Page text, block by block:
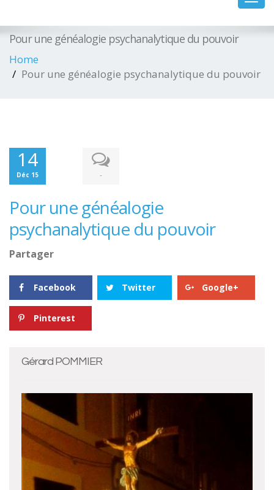
Pour une généalogie psychanalytique du pouvoir
Home
Pour une généalogie psychanalytique du pouvoir
14
Déc 15 -
Pour une généalogie
psychanalytique du pouvoir
Partager
Facebook Twitter Google+
Pinterest
Gérard POMMIER